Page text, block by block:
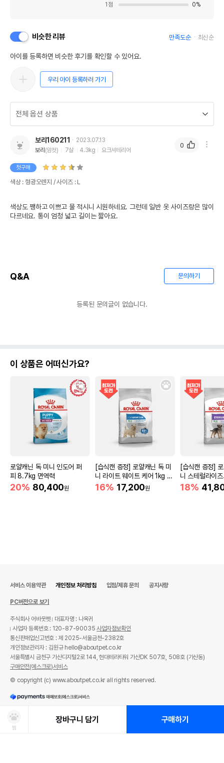
1 점 0%
비슷한 리뷰 만족도순 최신순
아이를 등록하면 비슷한 후기를 확인할 수 있어요.
우리 아이 등록하러 가기
보리160211
2023.07.13
보리 (암컷) 7살 4.3kg 요크셔테리어
첫구매
색상 : 형광오렌지 / 사이즈 : L
색상도 쨍하고 이쁘고 물 적시니 시원하네요. 그런데 일반 옷 사이즈랑은 많이
다르네요. 통이 엄청 넓고 길이는 짧아요.
0
Q&A 문의하기
등록된 문의글이 없습니다.
이 상품은 어떠신가요?
로얄캐닌 독 미니 인도어 퍼
피 8.7kg 면역력
20% 80,400원
[습식캔 증정] 로얄캐닌 독 미
니 라이트 웨이트 케어 1kg 체
중조절
16% 17,200원
[습식캔 증정]
니 스테럴라이
화견
18%
찜
장바구니 담기 구매하기
서비스 이용약관 개인정보 처리방침 입점/제휴 문의 공지사항
PC버전으로 보기
주식회사 어바웃펫
대표자명 : 나옥귀
사업자 등록번호 : 120-87-90035사업자정보확인
통신판매업신고번호 : 제 2025-서울금천-2382호
개인정보관리자 : 김원규 hello@aboutpet.co.kr
서울특별시 금천구 가산디지털2로 144, 현대테라타워 가산DK 507호, 508호 (가산동)
구매안전(에스크로)서비스
© copyright (c) www.aboutpet.co.kr all rights reserved.